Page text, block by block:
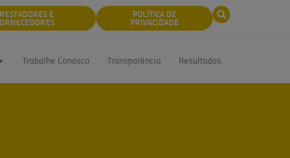
E POLÍTICA DE
PRIVACIDADE
Trabalhe Conosco Transparência Resultados